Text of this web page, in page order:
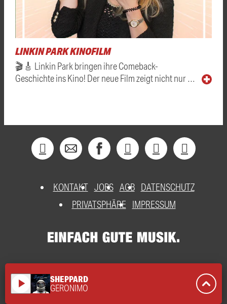
LINKIN PARK KINOFILM
🎬🎸 Linkin Park bringen ihre Comeback-
Geschichte ins Kino! Der neue Film zeigt nicht nur …
KONTAKT JOBS AGB DATENSCHUTZ
PRIVATSPHÄRE
IMPRESSUM
play_arrow SHEPPARD
GERONIMO